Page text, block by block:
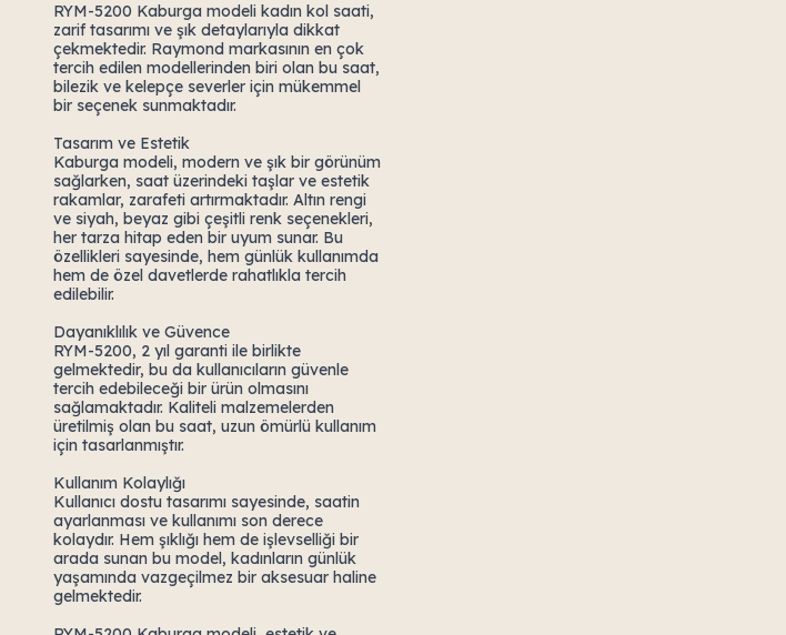
RYM-5200 Kaburga modeli kadın kol saati,
zarif tasarımı ve şık detaylarıyla dikkat
çekmektedir. Raymond markasının en çok
tercih edilen modellerinden biri olan bu saat,
bilezik ve kelepçe severler için mükemmel
bir seçenek sunmaktadır.
Tasarım ve Estetik
Kaburga modeli, modern ve şık bir görünüm
sağlarken, saat üzerindeki taşlar ve estetik
rakamlar, zarafeti artırmaktadır. Altın rengi
ve siyah, beyaz gibi çeşitli renk seçenekleri,
her tarza hitap eden bir uyum sunar. Bu
özellikleri sayesinde, hem günlük kullanımda
hem de özel davetlerde rahatlıkla tercih
edilebilir.
Dayanıklılık ve Güvence
RYM-5200, 2 yıl garanti ile birlikte
gelmektedir, bu da kullanıcıların güvenle
tercih edebileceği bir ürün olmasını
sağlamaktadır. Kaliteli malzemelerden
üretilmiş olan bu saat, uzun ömürlü kullanım
için tasarlanmıştır.
Kullanım Kolaylığı
Kullanıcı dostu tasarımı sayesinde, saatin
ayarlanması ve kullanımı son derece
kolaydır. Hem şıklığı hem de işlevselliği bir
arada sunan bu model, kadınların günlük
yaşamında vazgeçilmez bir aksesuar haline
gelmektedir.